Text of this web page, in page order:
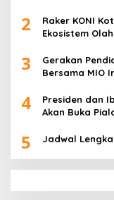
2
Raker KONI
Ekosistem
3
Gerakan
Bersama MIO
4
Presiden dan
Akan Buka
5 Jadwal